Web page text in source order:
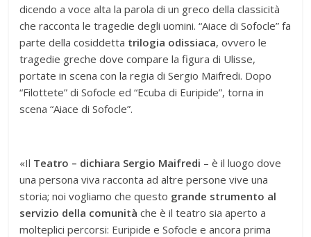
dicendo a voce alta la parola di un greco della classicità
che racconta le tragedie degli uomini. “Aiace di Sofocle” fa
parte della cosiddetta trilogia odissiaca, ovvero le
tragedie greche dove compare la figura di Ulisse,
portate in scena con la regia di Sergio Maifredi. Dopo
“Filottete” di Sofocle ed “Ecuba di Euripide”, torna in
scena “Aiace di Sofocle”.
«Il Teatro – dichiara Sergio Maifredi – è il luogo dove
una persona viva racconta ad altre persone vive una
storia; noi vogliamo che questo grande strumento al
servizio della comunità che è il teatro sia aperto a
molteplici percorsi: Euripide e Sofocle e ancora prima